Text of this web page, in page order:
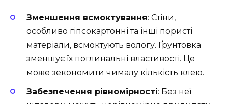
Зменшення всмоктування: Стіни,
особливо гіпсокартонні та інші пористі
матеріали, всмоктують вологу. Ґрунтовка
зменшує їх поглинальні властивості. Це
може зекономити чималу кількість клею.
Забезпечення рівномірності: Без неї